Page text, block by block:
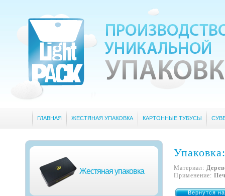
ГЛАВНАЯ ЖЕСТЯНАЯ УПАКОВКА КАРТОННЫЕ ТУБУСЫ
Жестяная упаковка Материал:
Применение:
Вернутся